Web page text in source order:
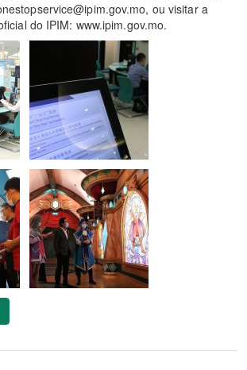
ou visitar a
do IPIM: www.ipim.gov.mo.